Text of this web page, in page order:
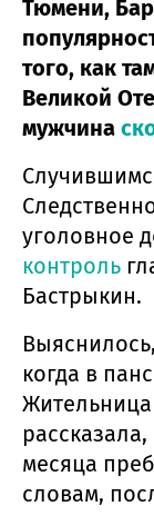
Тюмени,
того, как
Великой
мужчина
уголовное
контроль
Бастрыкин.
когда в
месяца
словам,